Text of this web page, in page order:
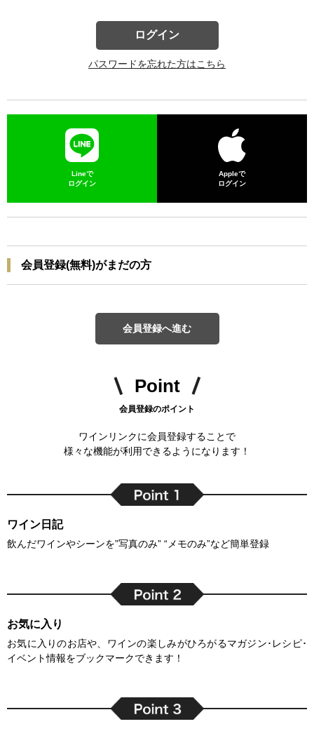
ログイン
パスワードを忘れた方はこちら
Lineで
ログイン
Appleで
ログイン
会員登録(無料)がまだの方
会員登録へ進む
Point
会員登録のポイント
ワインリンクに会員登録することで
様々な機能が利用できるようになります！
ワイン日記
飲んだワインやシーンを”写真のみ” “メモのみ”など簡単登録
お気に入り
お気に入りのお店や、ワインの楽しみがひろがるマガジン･レシピ･
イベント情報をブックマークできます！